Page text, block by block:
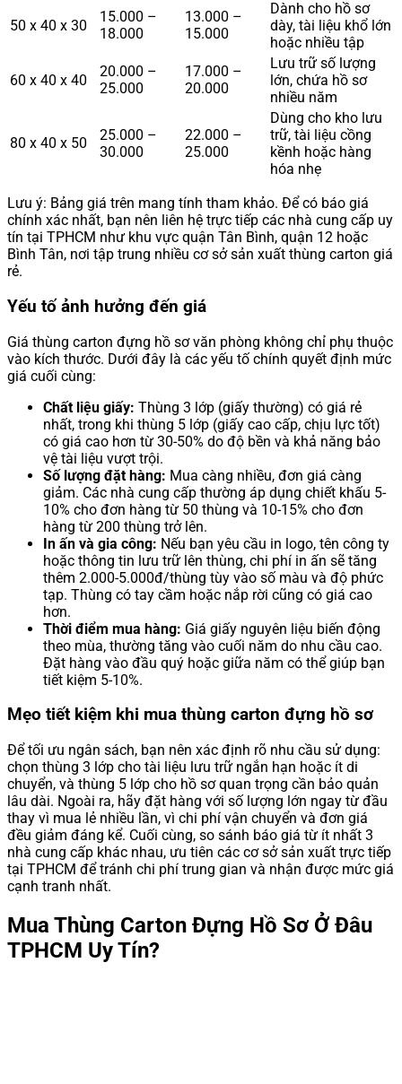
50 x 40 x 30
15.000 –
18.000
13.000 –
15.000
Dành cho hồ sơ
dày, tài liệu khổ lớn
hoặc nhiều tập
60 x 40 x 40
20.000 –
25.000
17.000 –
20.000
Lưu trữ số lượng
lớn, chứa hồ sơ
nhiều năm
80 x 40 x 50
25.000 –
30.000
22.000 –
25.000
Dùng cho kho lưu
trữ, tài liệu cồng
kềnh hoặc hàng
hóa nhẹ
Lưu ý: Bảng giá trên mang tính tham khảo. Để có báo giá
chính xác nhất, bạn nên liên hệ trực tiếp các nhà cung cấp uy
tín tại TPHCM như khu vực quận Tân Bình, quận 12 hoặc
Bình Tân, nơi tập trung nhiều cơ sở sản xuất thùng carton giá
rẻ.
Yếu tố ảnh hưởng đến giá
Giá thùng carton đựng hồ sơ văn phòng không chỉ phụ thuộc
vào kích thước. Dưới đây là các yếu tố chính quyết định mức
giá cuối cùng:
Chất liệu giấy: Thùng 3 lớp (giấy thường) có giá rẻ
nhất, trong khi thùng 5 lớp (giấy cao cấp, chịu lực tốt)
có giá cao hơn từ 30-50% do độ bền và khả năng bảo
vệ tài liệu vượt trội.
Số lượng đặt hàng: Mua càng nhiều, đơn giá càng
giảm. Các nhà cung cấp thường áp dụng chiết khấu 5-
10% cho đơn hàng từ 50 thùng và 10-15% cho đơn
hàng từ 200 thùng trở lên.
In ấn và gia công: Nếu bạn yêu cầu in logo, tên công ty
hoặc thông tin lưu trữ lên thùng, chi phí in ấn sẽ tăng
thêm 2.000-5.000đ/thùng tùy vào số màu và độ phức
tạp. Thùng có tay cầm hoặc nắp rời cũng có giá cao
hơn.
Thời điểm mua hàng: Giá giấy nguyên liệu biến động
theo mùa, thường tăng vào cuối năm do nhu cầu cao.
Đặt hàng vào đầu quý hoặc giữa năm có thể giúp bạn
tiết kiệm 5-10%.
Mẹo tiết kiệm khi mua thùng carton đựng hồ sơ
Để tối ưu ngân sách, bạn nên xác định rõ nhu cầu sử dụng:
chọn thùng 3 lớp cho tài liệu lưu trữ ngắn hạn hoặc ít di
chuyển, và thùng 5 lớp cho hồ sơ quan trọng cần bảo quản
lâu dài. Ngoài ra, hãy đặt hàng với số lượng lớn ngay từ đầu
thay vì mua lẻ nhiều lần, vì chi phí vận chuyển và đơn giá
đều giảm đáng kể. Cuối cùng, so sánh báo giá từ ít nhất 3
nhà cung cấp khác nhau, ưu tiên các cơ sở sản xuất trực tiếp
tại TPHCM để tránh chi phí trung gian và nhận được mức giá
cạnh tranh nhất.
Mua Thùng Carton Đựng Hồ Sơ Ở Đâu
TPHCM Uy Tín?